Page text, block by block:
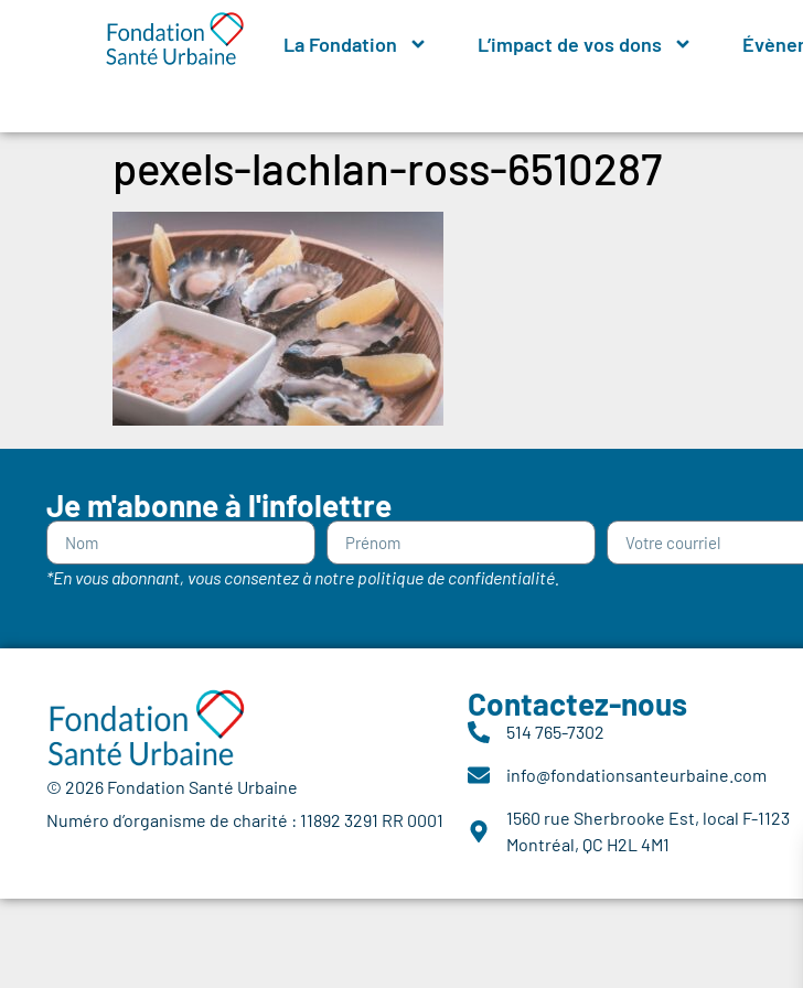
La Fondation L’impact de vos dons
pexels-lachlan-ross-6510287
Je m'abonne à l'infolettre
*En vous abonnant, vous consentez à notre politique de confidentialité.
© 2026 Fondation Santé Urbaine
Numéro d’organisme de charité : 11892 3291 RR 0001
Contactez-nous
514 765-7302
info@fondationsanteurbaine.com
1560 rue Sherbrooke Est, local F-1123
Montréal, QC H2L 4M1